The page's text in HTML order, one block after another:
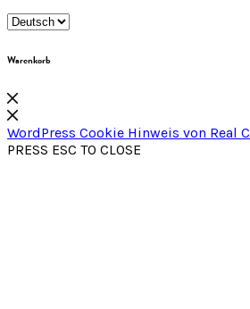
Warenkorb
WordPress Cookie Hinweis von Real
PRESS ESC TO CLOSE